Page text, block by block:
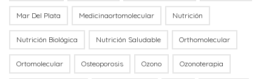
Mar Del Plata Medicinaortomolecular Nutrición
Nutrición Biológica Nutrición Saludable Orthomolecular
Ortomolecular Osteoporosis Ozono Ozonoterapia